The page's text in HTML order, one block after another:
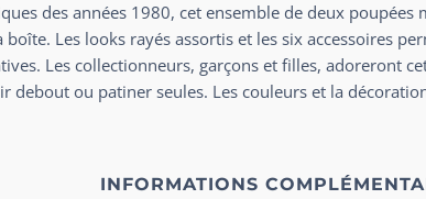
des années 1980, cet ensemble de deux
Les looks rayés assortis et les six accessoires
Les collectionneurs, garçons et filles, adoreront
debout ou patiner seules. Les couleurs et la